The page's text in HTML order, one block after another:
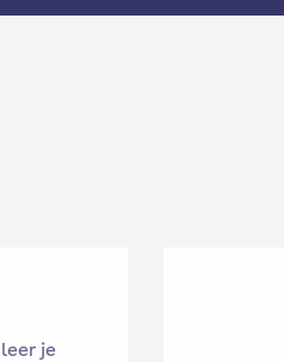
je